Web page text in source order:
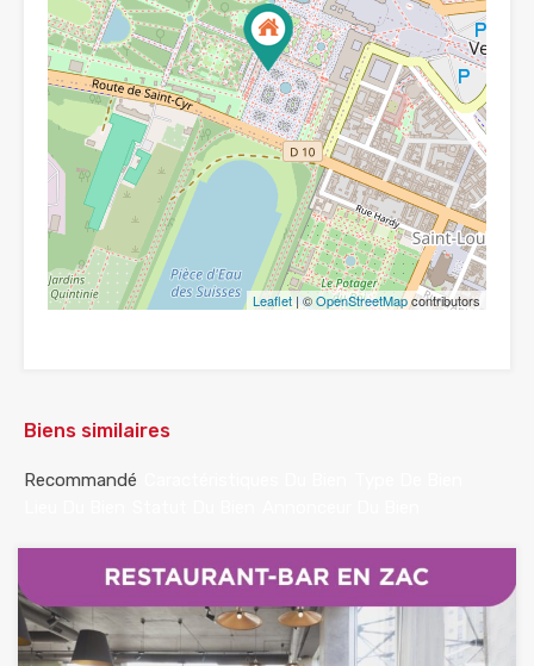
Leaflet | ©OpenStreetMapcontributors
Biens similaires
Recommandé